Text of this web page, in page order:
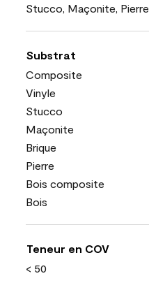
Stucco, Maçonite, Pierre
Substrat
Composite
Vinyle
Stucco
Maçonite
Brique
Pierre
Bois composite
Bois
Teneur en COV
< 50